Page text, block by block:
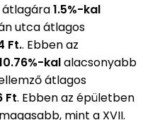
átlagára1.5%-kal
utca átlagos
Ft.. Ebben az
kalalacsonyabb
átlagos
Ft. Ebben az épületben
magasabb, mint a XVII.